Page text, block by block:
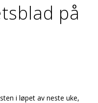
på
i løpet av neste uke,